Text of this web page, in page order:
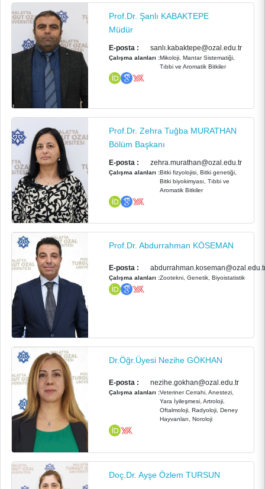
ANASAYFA
KURUMSAL
Prof.Dr. Şanlı KABAKTEPE
Müdür
E-posta : sanlı.kabaktepe@ozal.edu.tr
Çalışma alanları :Mikoloji, Mantar Sistematiği,
Tıbbi ve Aromatik Bitkiler
Prof.Dr. Zehra Tuğba MURATHAN
Bölüm Başkanı
E-posta : zehra.murathan@ozal.edu.tr
Çalışma alanları :Bitki fizyolojisi, Bitki genetiği,
Bitki biyokimyası, Tıbbi ve
Aromatik Bitkiler
Prof.Dr. Abdurrahman KÖSEMAN
E-posta :
Çalışma alanları :Zootekni, Genetik, Biyoistatistik
Dr.Öğr.Üyesi Nezihe GÖKHAN
E-posta : nezihe.gokhan@ozal.edu.tr
Çalışma alanları :Veteriner Cerrahi, Anestezi,
Yara İyileşmesi, Artroloji,
Oftalmoloji, Radyoloji, Deney
Hayvanları, Noroloji
Doç.Dr. Ayşe Özlem TURSUN